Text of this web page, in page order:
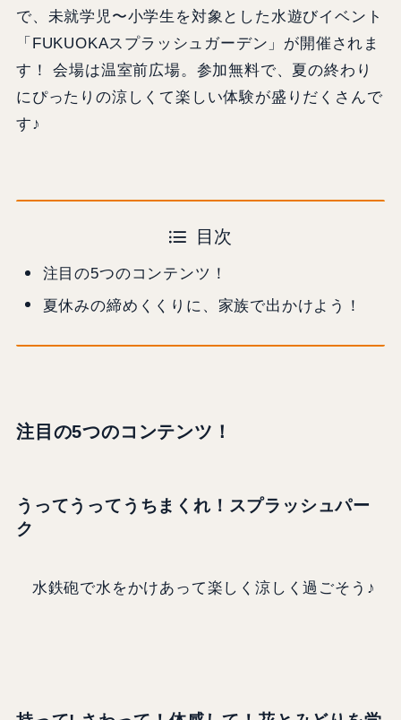
で、未就学児〜小学生を対象とした水遊びイベント
「FUKUOKAスプラッシュガーデン」が開催されま
す！ 会場は温室前広場。参加無料で、夏の終わり
にぴったりの涼しくて楽しい体験が盛りだくさんで
す♪
目次
注目の5つのコンテンツ！
夏休みの締めくくりに、家族で出かけよう！
注目の5つのコンテンツ！
うってうってうちまくれ！スプラッシュパー
ク
水鉄砲で水をかけあって楽しく涼しく過ごそう♪